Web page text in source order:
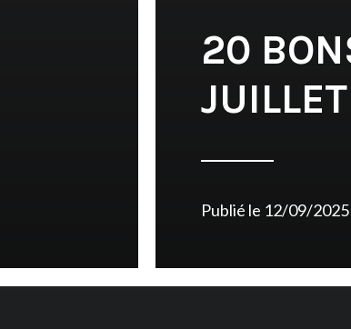
20
Publié le 12/09/2025